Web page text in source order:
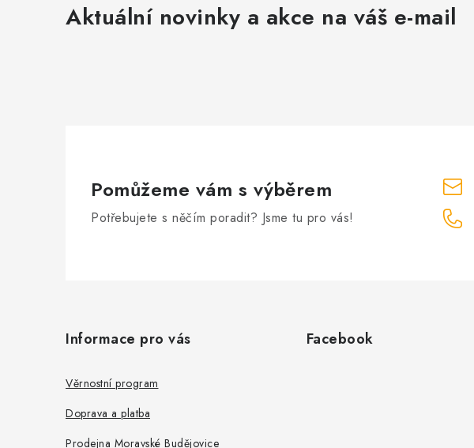
Aktuální novinky a akce na váš e-mail
Pomůžeme vám s výběrem
Potřebujete s něčím poradit? Jsme tu pro vás!
Informace pro vás
Věrnostní program
Doprava a platba
Prodejna Moravské Budějovice
Facebook